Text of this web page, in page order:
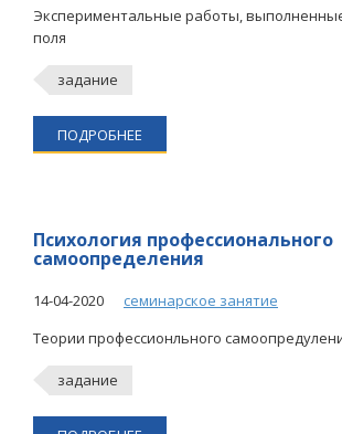
Экспериментальные работы,
поля
задание
ПОДРОБНЕЕ
Психология профессионального
самоопределения
14-04-2020
семинарское занятие
Теории профессионльного
задание